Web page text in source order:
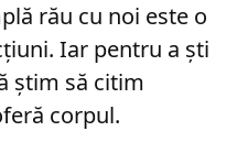
rău cu noi este o
Iar pentru a ști
știm să citim
corpul.